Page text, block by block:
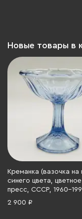
Новые товары в
Креманка (вазочка на
синего цвета,
пресс, СССР, 1960-
2 900 ₽